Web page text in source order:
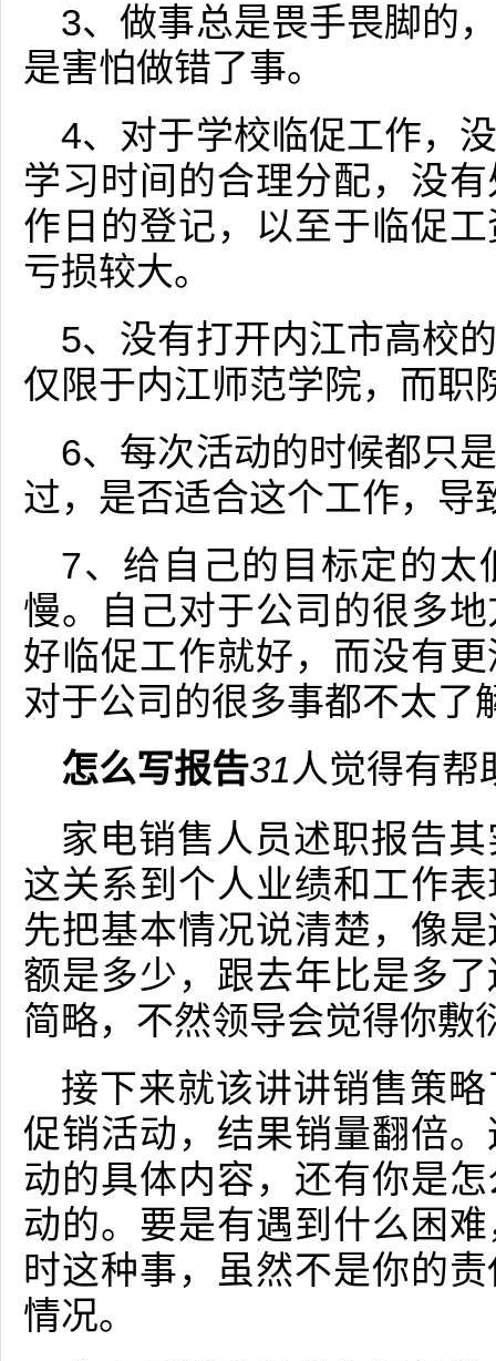
3、做事总是畏手畏脚的
是害怕做错了事。
4、对于学校临促工作，
学习时间的合理分配，没
作日的登记，以至于临促
亏损较大。
5、没有打开内江市高校
仅限于内江师范学院，而职
6、每次活动的时候都只
过，是否适合这个工作，导
7、给自己的目标定的太
慢。自己对于公司的很多
好临促工作就好，而没有
对于公司的很多事都不太了
怎么写报告31人觉得有帮
家电销售人员述职报告
这关系到个人业绩和工作
先把基本情况说清楚，像
额是多少，跟去年比是多
简略，不然领导会觉得你敷
接下来就该讲讲销售策
促销活动，结果销量翻倍
动的具体内容，还有你是
动的。要是有遇到什么困
时这种事，虽然不是你的
情况。